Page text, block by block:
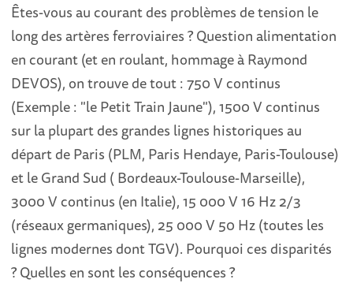
Êtes-vous au courant des problèmes de tension le
long des artères ferroviaires ? Question alimentation
en courant (et en roulant, hommage à Raymond
DEVOS), on trouve de tout : 750 V continus
(Exemple : "le Petit Train Jaune"), 1500 V continus
sur la plupart des grandes lignes historiques au
départ de Paris (PLM, Paris Hendaye, Paris-Toulouse)
et le Grand Sud ( Bordeaux-Toulouse-Marseille),
3000 V continus (en Italie), 15 000 V 16 Hz 2/3
(réseaux germaniques), 25 000 V 50 Hz (toutes les
lignes modernes dont TGV). Pourquoi ces disparités
? Quelles en sont les conséquences ?